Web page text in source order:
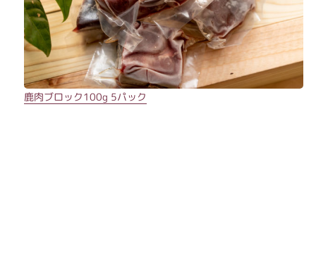
鹿肉ブロック100g 5パック